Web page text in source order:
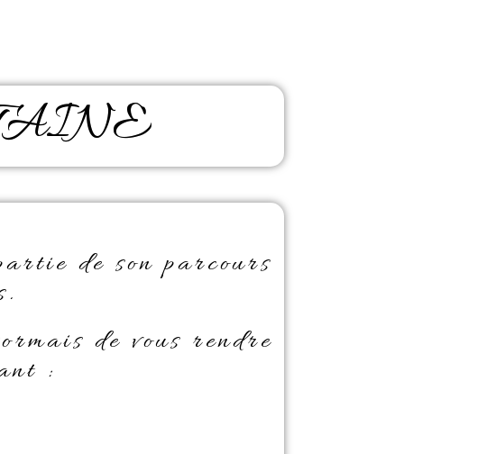
de son parcours
de vous rendre
: